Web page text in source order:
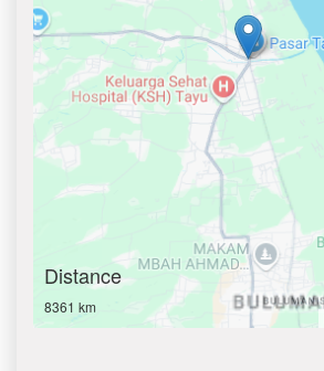
Distance
8361 km